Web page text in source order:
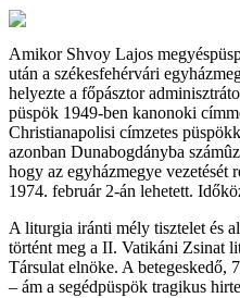
Amikor Shvoy Lajos
után a székesfehérvári
helyezte a főpásztor
püspök 1949-ben kanonoki
Christianapolisi címzetes
azonban Dunabogdányba
hogy az egyházmegye
1974. február 2-án lehetett.
A liturgia iránti mély tisztelet és
történt meg a II. Vatikáni Zsinat
Társulat elnöke. A betegeskedő,
– ám a segédpüspök tragikus